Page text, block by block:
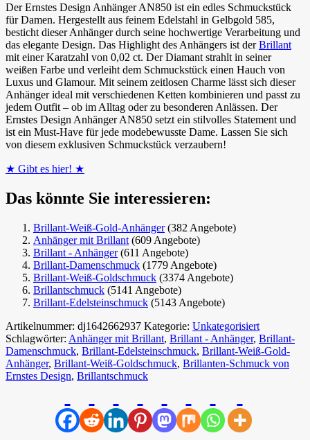
Der Ernstes Design Anhänger AN850 ist ein edles Schmuckstück
für Damen. Hergestellt aus feinem Edelstahl in Gelbgold 585,
besticht dieser Anhänger durch seine hochwertige Verarbeitung und
das elegante Design. Das Highlight des Anhängers ist derBrillant
mit einer Karatzahl von 0,02 ct. Der Diamant strahlt in seiner
weißen Farbe und verleiht dem Schmuckstück einen Hauch von
Luxus und Glamour. Mit seinem zeitlosen Charme lässt sich dieser
Anhänger ideal mit verschiedenen Ketten kombinieren und passt zu
jedem Outfit – ob im Alltag oder zu besonderen Anlässen. Der
Ernstes Design Anhänger AN850 setzt ein stilvolles Statement und
ist ein Must-Have für jede modebewusste Dame. Lassen Sie sich
von diesem exklusiven Schmuckstück verzaubern!
★ Gibt es hier! ★
Das könnte Sie interessieren:
Brillant-Weiß-Gold-Anhänger(382 Angebote)
Anhänger mit Brillant (609 Angebote)
Brillant - Anhänger(611 Angebote)
Brillant-Damenschmuck (1779 Angebote)
Brillant-Weiß-Goldschmuck (3374 Angebote)
Brillantschmuck (5141 Angebote)
Brillant-Edelsteinschmuck (5143 Angebote)
Artikelnummer: dj1642662937 Kategorie: Unkategorisiert
Schlagwörter: Anhänger mit Brillant, Brillant - Anhänger, Brillant-
Damenschmuck, Brillant-Edelsteinschmuck, Brillant-Weiß-Gold-
Anhänger, Brillant-Weiß-Goldschmuck, Brillanten-Schmuck von
Ernstes Design, Brillantschmuck